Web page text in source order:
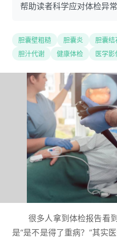
帮助读者科学应对体检异常
胆囊壁粗糙 胆囊炎 胆囊结
胆汁代谢
健康体检 医学影
很多人拿到体检报告看
是“是不是得了重病？”其实